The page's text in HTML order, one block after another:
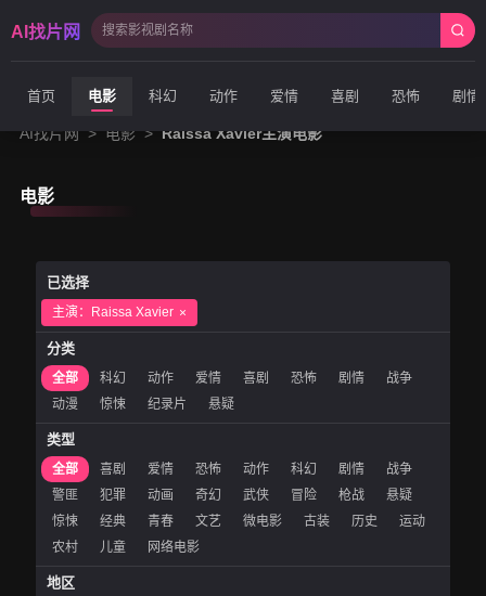
AI找片网
首页 电影 科幻 动作 爱情 喜剧 恐怖 剧情
AI找片网 > 电影 > Raissa Xavier主演电影
电影
已选择
主演：Raissa Xavier
分类
全部 科幻 动作 爱情 喜剧 恐怖 剧情
战争
动漫
惊悚 纪录片 悬疑
类型
全部 喜剧 爱情 恐怖 动作 科幻 剧情
战争
警匪
犯罪 动画 奇幻 武侠 冒险 枪战
悬疑
惊悚
经典 青春 文艺 微电影 古装 历史
运动
农村
儿童 网络电影
地区